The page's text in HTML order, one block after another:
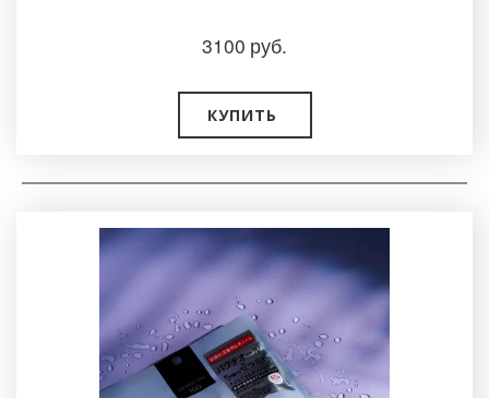
3100 руб.
КУПИТЬ